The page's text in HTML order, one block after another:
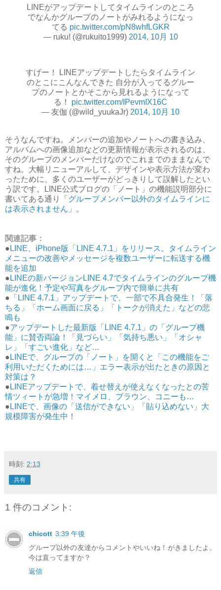
LINEがアップデートしてタイムラインのところ
でなんかグループのノートがみれるようになっ
てる pic.twitter.com/pN8whfLGKR
— ruku! (@rukuito1999) 2014, 10月 10
すげー！ LINEアップデートしたらタイムライン
のとこにこんなんできた 自分が入ってるグルー
プのノートとかそこから見れるようになって
る！ pic.twitter.com/IPevmIX16C
— 友伽 (@wild_yuukaJr) 2014, 10月 10
そうなんですね。メンバーの追加やノートへの書き込み、
アルバムへの画像追加などの更新情報が表示されるのは、
そのグループのメンバーだけなのでこれまでのままなんで
すね。大幅リニューアルして、デザインや表示方法が変わ
ったために、多くのユーザーがどっきりして誤解したとい
う訳です。LINE公式ブログの「ノート」の機能説明部分に
書いてある通り「 グループメンバー以外のタイムラインに
は表示されません 」。
関連記事：
● LINE、iPhone版「LINE 4.7.1」をリリース。タイムライン
メニューの改善やメッセージを複数ユーザーに転送する機
能を追加
● LINEの新バージョンLINE 4.7でタイムラインのグループ機
能が進化！予定や写真をグループ内で簡単に共有
● 「LINE 4.7.1」アップデートで、一部で不具合発生！「落
ちる」「ホーム画面に戻る」「トークが消えた」などの悲
鳴も
●アップデートした最新版「LINE 4.7.1」の「グループ機
能」に賛否両論！「見づらい」「気持ち悪い」「オシャ
レ」「すごい進化」など…
● LINEで、グループの「ノート」を開くと「この機能をご
利用いただくためには…」エラー表示が出たときの原因と
対策は？
● LINEアップデートで、着せ替えが使えなくなったとの苦
情ツィートが急増！マイメロ、ブラウン、コニーも…
● LINEで、画像の「送信ができない」「貼り込めない」大
規模障害が発生中！
時刻: 2:13
共有
1 件のコメント:
chicott 3:39 午後
グループ以外の友達からコメントやいいね！がきましたよ。
今は直ってますか？
返信